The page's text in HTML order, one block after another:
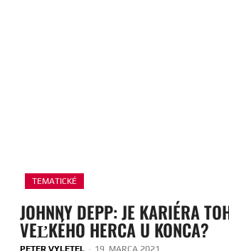
TEMATICKÉ
JOHNNY DEPP: JE KARIÉRA
VEĽKÉHO HERCA U KONCA?
PETER VYLETEL - 19. MARCA 2021